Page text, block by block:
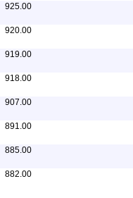
925.00
920.00
919.00
918.00
907.00
891.00
885.00
882.00